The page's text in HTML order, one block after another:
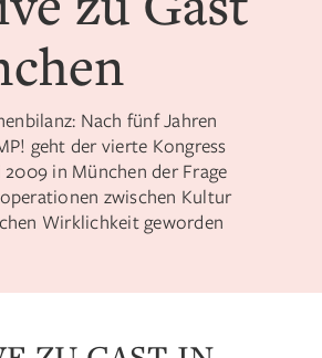
Nach fünf Jahren
geht der vierte Kongress
2009 in München der Frage
zwischen Kultur
Wirklichkeit geworden